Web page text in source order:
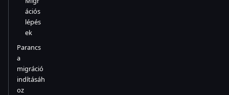
ációs
lépés
ek
Parancs
a
migráció
indításáh
oz